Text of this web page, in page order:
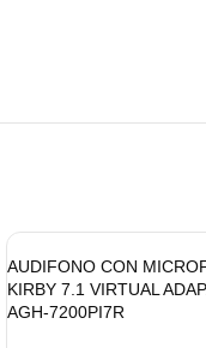
AUDIFONO CON
KIRBY 7.1 VIRTUAL
AGH-7200PI7R